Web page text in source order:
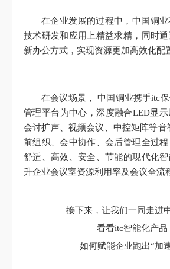
在企业发展的过程中，中国铜
技术研发和应用上精益求精，同时
新办公方式，实现资源更加高效化配
在会议场景， 中国铜业携手itc
管理平台为中心，深度融合LED显示
会讨扩声、视频会议、中控矩阵等音
前组织、会中协作、会后管理全过程
舒适、高效、安全、节能的现代化
升企业会议室资源利用率及会议全流
接下来，让我们一同走进
看看itc智能化产品
如何赋能企业跑出“加